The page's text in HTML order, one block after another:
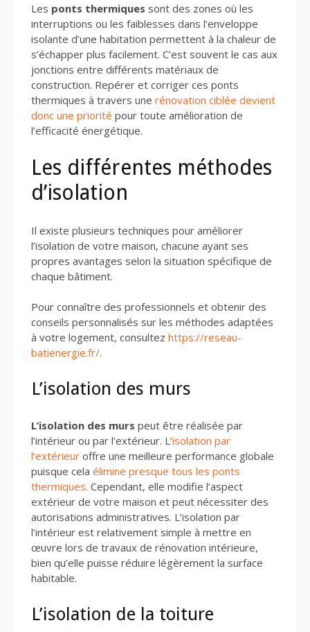
Les ponts thermiques sont des zones où les
interruptions ou les faiblesses dans l’enveloppe
isolante d’une habitation permettent à la chaleur de
s’échapper plus facilement. C’est souvent le cas aux
jonctions entre différents matériaux de
construction. Repérer et corriger ces ponts
thermiques à travers une rénovation ciblée devient
donc une priorité pour toute amélioration de
l’efficacité énergétique.
Les différentes méthodes
d’isolation
Il existe plusieurs techniques pour améliorer
l’isolation de votre maison, chacune ayant ses
propres avantages selon la situation spécifique de
chaque bâtiment.
Pour connaître des professionnels et obtenir des
conseils personnalisés sur les méthodes adaptées
à votre logement, consultez https://reseau-
batienergie.fr/.
L’isolation des murs
L’isolation des murs peut être réalisée par
l’intérieur ou par l’extérieur. L’isolation par
l’extérieur offre une meilleure performance globale
puisque cela élimine presque tous les ponts
thermiques. Cependant, elle modifie l’aspect
extérieur de votre maison et peut nécessiter des
autorisations administratives. L’isolation par
l’intérieur est relativement simple à mettre en
œuvre lors de travaux de rénovation intérieure,
bien qu’elle puisse réduire légèrement la surface
habitable.
L’isolation de la toiture